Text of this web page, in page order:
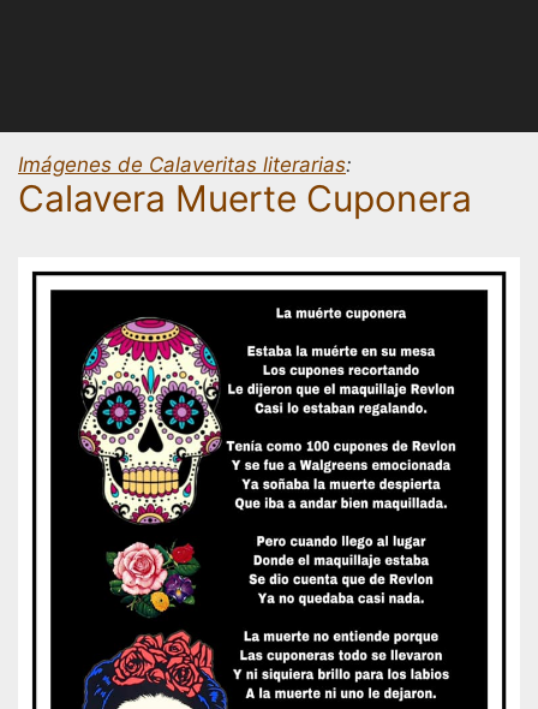
Imágenes de Calaveritas literarias:
Calavera Muerte Cuponera